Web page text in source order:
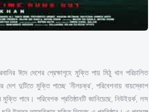
ঈদে দেশের প্রেক্ষাগৃহে মুক্তি পায় মিঠু খান পরিচালিত
দুটিতে মুক্তি পাচ্ছে ‘নীলচক্র’, পরিবেশনায় বায়স্কোপ
পাবে। পরিবেশক প্রতিষ্ঠানটি জানিয়েছে, নিউইয়র্ক, লস